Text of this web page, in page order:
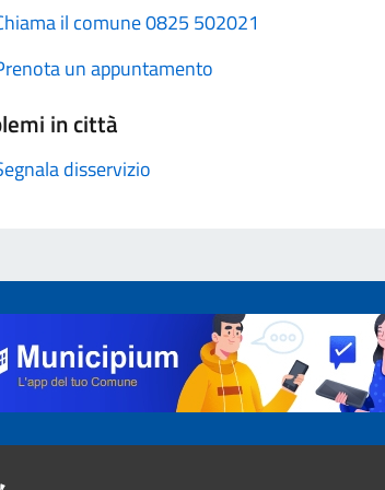
il comune 0825 502021
un appuntamento
in città
disservizio